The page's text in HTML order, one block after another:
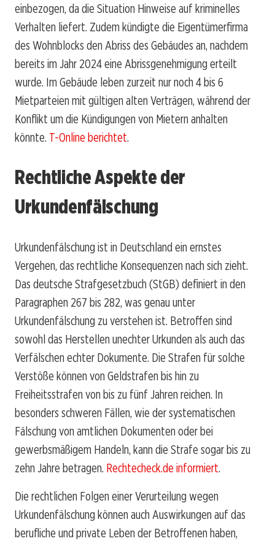
einbezogen, da die Situation Hinweise auf kriminelles
Verhalten liefert. Zudem kündigte die Eigentümerfirma
des Wohnblocks den Abriss des Gebäudes an, nachdem
bereits im Jahr 2024 eine Abrissgenehmigung erteilt
wurde. Im Gebäude leben zurzeit nur noch 4 bis 6
Mietparteien mit gültigen alten Verträgen, während der
Konflikt um die Kündigungen von Mietern anhalten
könnte. T-Online berichtet.
Rechtliche Aspekte der
Urkundenfälschung
Urkundenfälschung ist in Deutschland ein ernstes
Vergehen, das rechtliche Konsequenzen nach sich zieht.
Das deutsche Strafgesetzbuch (StGB) definiert in den
Paragraphen 267 bis 282, was genau unter
Urkundenfälschung zu verstehen ist. Betroffen sind
sowohl das Herstellen unechter Urkunden als auch das
Verfälschen echter Dokumente. Die Strafen für solche
Verstöße können von Geldstrafen bis hin zu
Freiheitsstrafen von bis zu fünf Jahren reichen. In
besonders schweren Fällen, wie der systematischen
Fälschung von amtlichen Dokumenten oder bei
gewerbsmäßigem Handeln, kann die Strafe sogar bis zu
zehn Jahre betragen. Rechtecheck.de informiert.
Die rechtlichen Folgen einer Verurteilung wegen
Urkundenfälschung können auch Auswirkungen auf das
berufliche und private Leben der Betroffenen haben,